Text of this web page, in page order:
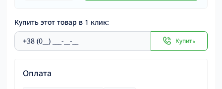
Купить этот товар в 1 клик:
Купить
Оплата